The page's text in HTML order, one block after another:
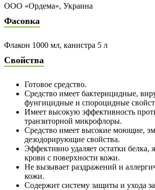
ООО «Ордема», Украина
Фасовка
Флакон 1000 мл, канистра 5 л
Свойства
Готовое средство.
Средство имеет бактерицидные,
фунгицидные и спороцидные
Имеет высокую эффективность
транзиторной микрофлоры.
Средство имеет высокие моющие,
дезодорирующие свойства.
Эффективно удаляет остатки белка,
крови с поверхности кожи.
Не вызывает раздражений и
кожи.
Содержит систему защиты и ухода